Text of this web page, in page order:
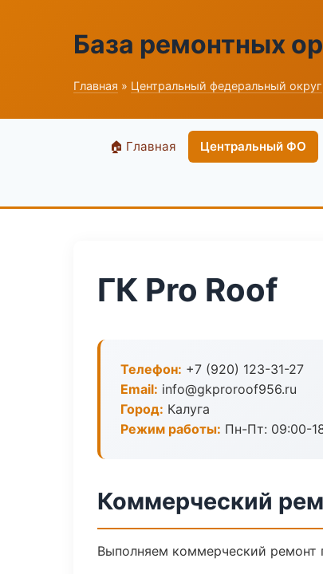
База ремонтных
Главная » Центральный федеральный округ
🏠 Главная Центральный ФО
ГК Pro Roof
Телефон: +7 (920) 123-31-27
Email: info@gkproroof956.ru
Город: Калуга
Режим работы: Пн-Пт: 09:00-
Коммерческий
Выполняем коммерческий ремонт